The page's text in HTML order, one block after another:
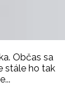
Občas sa
stále ho tak